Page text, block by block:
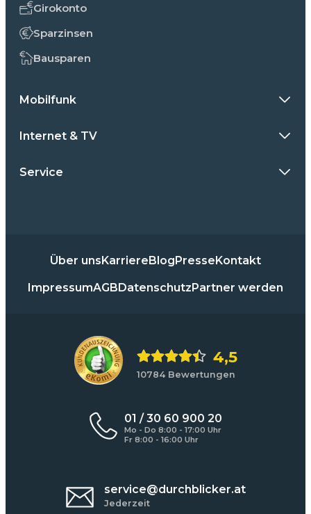
Girokonto
Sparzinsen
Bausparen
Mobilfunk
Internet & TV
Service
Über uns Karriere Blog Presse Kontakt
ImpressumAGB Datenschutz Partner werden
4,5
10784 Bewertungen
01 / 30 60 900 20
Mo - Do 8:00 - 17:00 Uhr
Fr 8:00 - 16:00 Uhr
service@durchblicker.at
Jederzeit